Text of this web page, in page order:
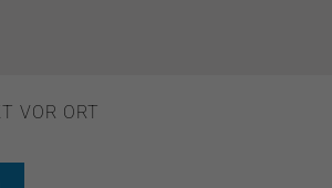
von außen, aber vor allem das
Kundinnen und Kunden, ist für
deshalb bewusst für Dr. OEBELS +
VOR ORT